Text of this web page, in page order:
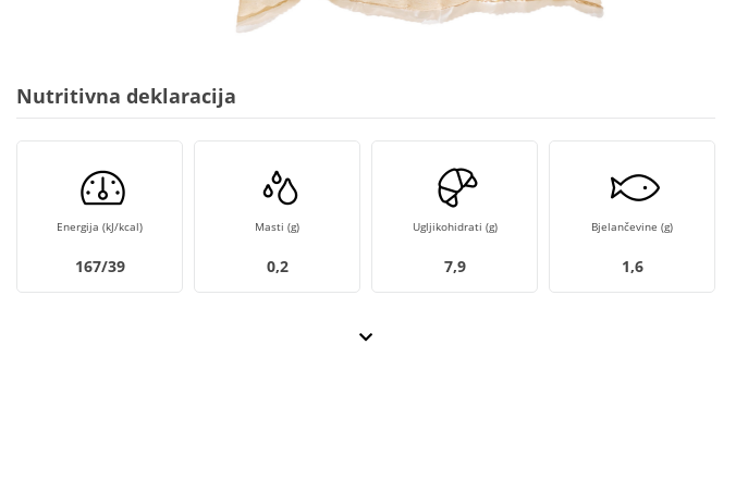
Nutritivna deklaracija
Energija (kJ/kcal)
167/39
Masti (g)
0,2
Ugljikohidrati (g)
7,9
Bjelančevine (g)
1,6